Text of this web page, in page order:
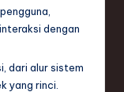
dengan
dari alur sistem
yang rinci.